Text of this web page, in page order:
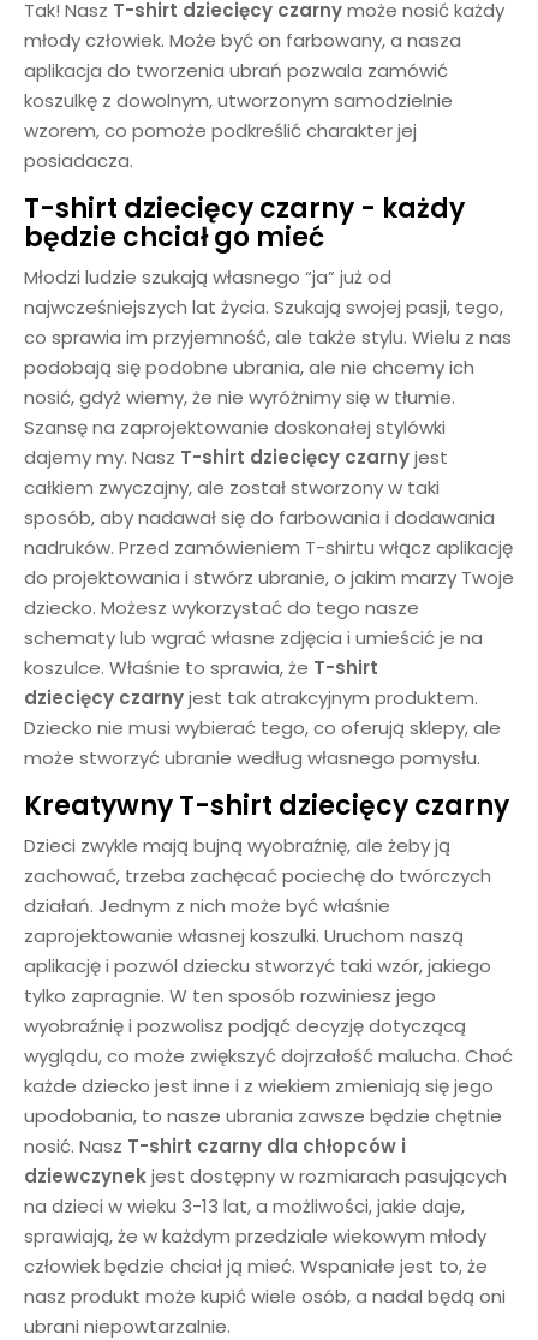
Tak! Nasz T-shirt dziecięcy czarnymoże nosić każdy
młody człowiek. Może być on farbowany, a nasza
aplikacja do tworzenia ubrań pozwala zamówić
koszulkę z dowolnym, utworzonym samodzielnie
wzorem, co pomoże podkreślić charakter jej
posiadacza.
T-shirt dziecięcy czarny - każdy
będzie chciał go mieć
Młodzi ludzie szukają własnego “ja” już od
najwcześniejszych lat życia. Szukają swojej pasji, tego,
co sprawia im przyjemność, ale także stylu. Wielu z nas
podobają się podobne ubrania, ale nie chcemy ich
nosić, gdyż wiemy, że nie wyróżnimy się w tłumie.
Szansę na zaprojektowanie doskonałej stylówki
dajemy my. Nasz T-shirt dziecięcy czarnyjest
całkiem zwyczajny, ale został stworzony w taki
sposób, aby nadawał się do farbowania i dodawania
nadruków. Przed zamówieniem T-shirtu włącz aplikację
do projektowania i stwórz ubranie, o jakim marzy Twoje
dziecko. Możesz wykorzystać do tego nasze
schematy lub wgrać własne zdjęcia i umieścić je na
koszulce. Właśnie to sprawia, że T-shirt
dziecięcy czarnyjest tak atrakcyjnym produktem.
Dziecko nie musi wybierać tego, co oferują sklepy, ale
może stworzyć ubranie według własnego pomysłu.
KreatywnyT-shirt dziecięcy czarny
Dzieci zwykle mają bujną wyobraźnię, ale żeby ją
zachować, trzeba zachęcać pociechę do twórczych
działań. Jednym z nich może być właśnie
zaprojektowanie własnej koszulki. Uruchom naszą
aplikację i pozwól dziecku stworzyć taki wzór, jakiego
tylko zapragnie. W ten sposób rozwiniesz jego
wyobraźnię i pozwolisz podjąć decyzję dotyczącą
wyglądu, co może zwiększyć dojrzałość malucha. Choć
każde dziecko jest inne i z wiekiem zmieniają się jego
upodobania, to nasze ubrania zawsze będzie chętnie
nosić. Nasz T-shirt czarny dla chłopców i
dziewczynekjest dostępny w rozmiarach pasujących
na dzieci w wieku 3-13 lat, a możliwości, jakie daje,
sprawiają, że w każdym przedziale wiekowym młody
człowiek będzie chciał ją mieć. Wspaniałe jest to, że
nasz produkt może kupić wiele osób, a nadal będą oni
ubrani niepowtarzalnie.